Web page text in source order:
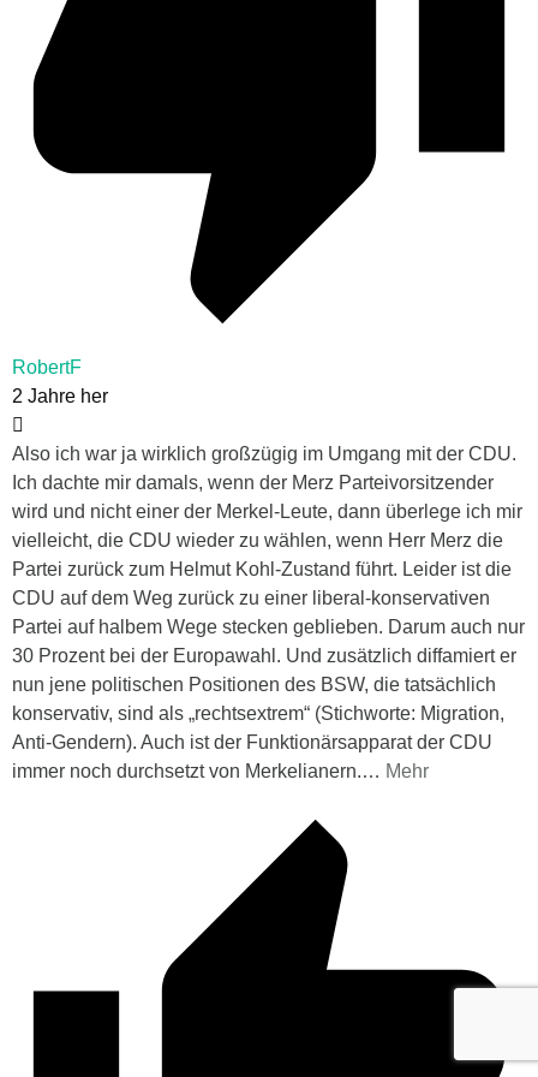
RobertF
2 Jahre her
Also ich war ja wirklich großzügig im Umgang mit der CDU.
Ich dachte mir damals, wenn der Merz Parteivorsitzender
wird und nicht einer der Merkel-Leute, dann überlege ich mir
vielleicht, die CDU wieder zu wählen, wenn Herr Merz die
Partei zurück zum Helmut Kohl-Zustand führt. Leider ist die
CDU auf dem Weg zurück zu einer liberal-konservativen
Partei auf halbem Wege stecken geblieben. Darum auch nur
30 Prozent bei der Europawahl. Und zusätzlich diffamiert er
nun jene politischen Positionen des BSW, die tatsächlich
konservativ, sind als „rechtsextrem“ (Stichworte: Migration,
Anti-Gendern). Auch ist der Funktionärsapparat der CDU
immer noch durchsetzt von Merkelianern.… Mehr